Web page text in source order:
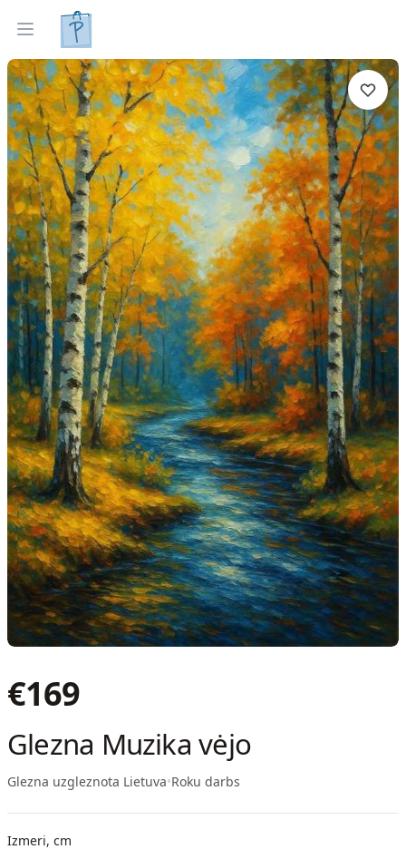
Open menu
Gleznas Izveleties pec interjera
€169
Glezna Muzika vėjo
Glezna uzgleznota Lietuva•Roku darbs
Izmeri, cm